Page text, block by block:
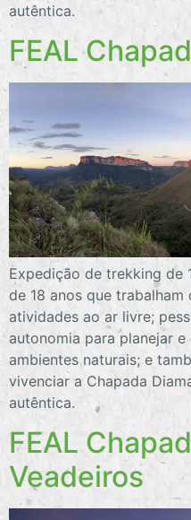
autêntica.
FEAL
Expedição de trekking de
de 18 anos que
atividades ao ar livre;
autonomia para planejar
ambientes naturais; e
vivenciar a Chapada
autêntica.
FEAL
Veadeiros